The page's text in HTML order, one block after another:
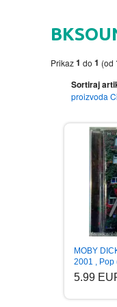
DVD
GADGETI
KNJIGE
MUZIKA
NEGA
Prikaz1 do 1 (od
Sortiraj
proizvoda
MOBY
2001 , Pop
5.99